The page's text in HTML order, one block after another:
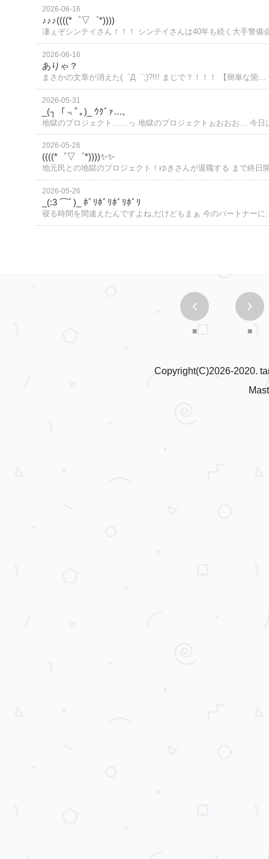
2026-06-16
♪♪♪((((*゜▽゜*))))
凄ぇぞシンテイさん！！！ シンテイさんは40年も続く大手警備
2026-06-16
ありゃ？
まさかの文章が消えた(゜Д゜;)?!!! まじで？！！！ 【簡単な箇…
2026-05-31
_(┐「﹃ﾟ｡)_ ｳｸﾞｧ…,
地獄のプロジェクト……っ 地獄のプロジェクトぉおおお… 今
2026-05-26
((((*゜▽゜*))))✨✨
地元民との地獄のプロジェクト！ゆきさんが退職する まで終日
2026-05-26
_(:3 ⌒ﾞ)_ ﾎﾞﾘﾎﾞﾘﾎﾞﾘﾎﾞﾘ
寝る時間を間違えたんですよね,だけどもまぁ 今のパートナー
■ ■
Copyright(C)2026-2020.